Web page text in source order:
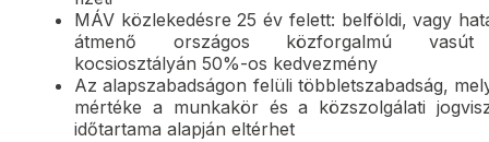
MÁV közlekedésre 25 év felett: belföldi, vagy
átmenő országos közforgalmú
kocsiosztályán 50%-os kedvezmény
Az alapszabadságon felüli többletszabadság,
mértéke a munkakör és a közszolgálati
időtartama alapján eltérhet